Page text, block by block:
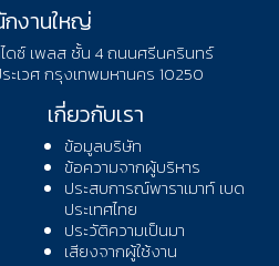
กงานใหญ่
ดซ์ เพลส ชั้น 4 ถนนศรีนครินทร์
เวศ กรุงเทพมหานคร 10250
เกี่ยวกับเรา
ข้อมูลบริษัท
ข้อความจากผู้บริหาร
ประสบการณ์พาราเมาท์ เบด
ประเทศไทย
ประวัติความเป็นมา
เสียงจากผู้ใช้งาน